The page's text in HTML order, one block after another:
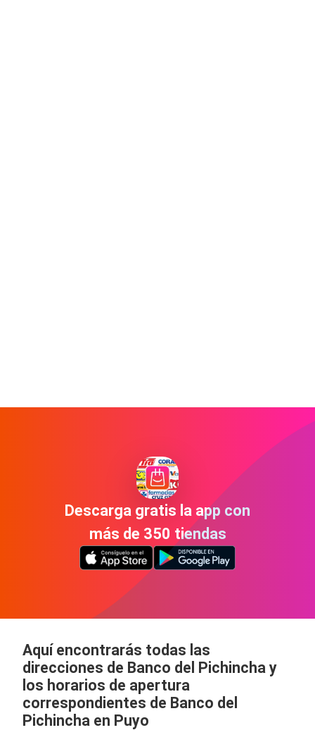
Descarga gratis la app con
más de 350 tiendas
Aquí encontrarás todas las
direcciones de Banco del Pichincha y
los horarios de apertura
correspondientes de Banco del
Pichincha en Puyo